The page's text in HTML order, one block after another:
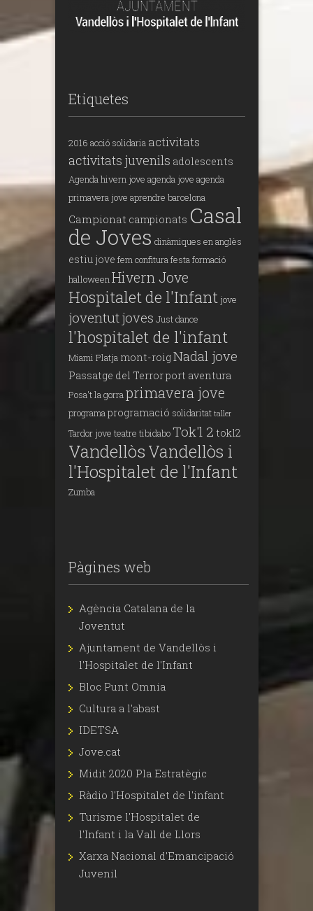
Etiquetes
2016 acció solidaria activitats
activitats juvenils adolescents
Agenda hivern jove agenda jove agenda
primavera jove aprendre barcelona
Campionat campionats Casal
de Joves dinàmiques en anglès
estiu jove fem confitura festa formació
halloween Hivern Jove
Hospitalet de l'Infant jove
joventutjoves Just dance
l'hospitalet de l'infant
Miami Platja mont-roigNadal jove
Passatge del Terrorport aventura
Posa't la gorra primavera jove
programa programació solidaritat taller
Tardor jove teatre tibidaboTok'l 2 tokl2
VandellòsVandellòs i
l'Hospitalet de l'Infant
Zumba
Pàgines web
Agència Catalana de la
Joventut
Ajuntament de Vandellòs i
l'Hospitalet de l'Infant
Bloc Punt Omnia
Cultura a l'abast
IDETSA
Jove.cat
Midit 2020 Pla Estratègic
Ràdio l'Hospitalet de l'infant
Turisme l'Hospitalet de
l'Infant i la Vall de Llors
Xarxa Nacional d'Emancipació
Juvenil